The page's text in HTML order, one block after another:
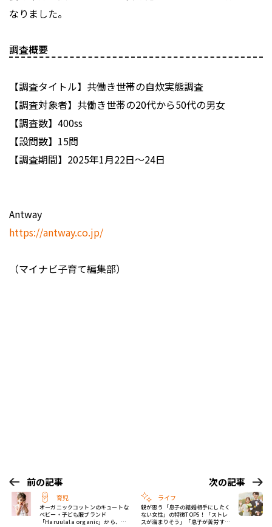
なりました。
調査概要
【調査タイトル】共働き世帯の自炊実態調査
【調査対象者】共働き世帯の20代から50代の男女
【調査数】400ss
【設問数】15問
【調査期間】2025年1月22日〜24日
Antway
https://antway.co.jp/
（マイナビ子育て編集部）
前の記事
育児
オーガニックコットンのキュートな
ベビー・子ども服ブランド
「Haruulala organic」から、春
次の記事
ライフ
親が思う「息子の結婚相手にしたく
ない女性」の特徴TOP5！「ストレ
スが溜まりそう」「息子が苦労す